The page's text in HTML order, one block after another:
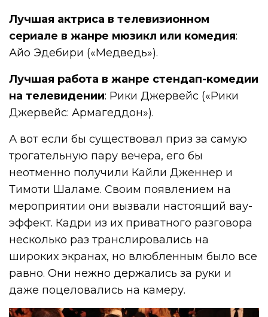
Лучшая актриса в телевизионном
сериале в жанре мюзикл или комедия:
Айо Эдебири («Медведь»).
Лучшая работа в жанре стендап-комедии
на телевидении: Рики Джервейс («Рики
Джервейс: Армагеддон»).
А вот если бы существовал приз за самую
трогательную пару вечера, его бы
неотменно получили Кайли Дженнер и
Тимоти Шаламе. Своим появлением на
мероприятии они вызвали настоящий вау-
эффект. Кадри из их приватного разговора
несколько раз транслировались на
широких экранах, но влюбленным было все
равно. Они нежно держались за руки и
даже поцеловались на камеру.